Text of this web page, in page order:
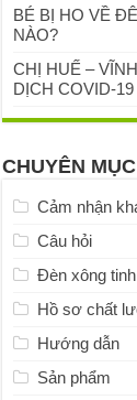
BÉ BỊ HO VỀ
NÀO?
CHỊ HUẾ –
DỊCH COVID-
CHUYÊN MỤC
Cảm nhận
Câu hỏi
Đèn xông
Hồ sơ chất
Hướng dẫn
Sản phẩm